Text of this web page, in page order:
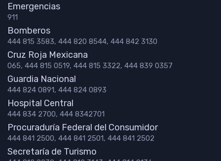
Emergencias
911
Bomberos
444 815 3583, 444 820 8544, 444 842 3130
Cruz Roja Mexicana
065, 444 815 0519, 444 815 3322, 444 839 0357
Guardia Nacional
444 824 0891, 444 824 0893
Hospital Central
444 834 2700, 444 8342701
Procuraduría Federal del Consumidor
444 841 2500, 444 841 2501, 444 841 2502
Secretaría de Turismo